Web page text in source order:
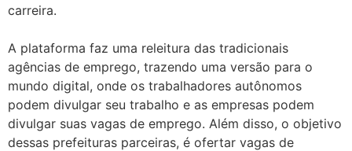
carreira.
A plataforma faz uma releitura das tradicionais
agências de emprego, trazendo uma versão para o
mundo digital, onde os trabalhadores autônomos
podem divulgar seu trabalho e as empresas podem
divulgar suas vagas de emprego. Além disso, o objetivo
dessas prefeituras parceiras, é ofertar vagas de